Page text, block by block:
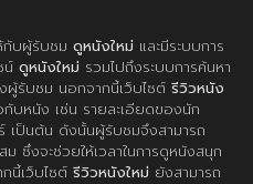
กับผู้รับชม ดูหนังใหม่ และมีระบบการ
น์ ดูหนังใหม่ รวมไปถึงระบบการค้นหา
รับชม นอกจากนี้เว็บไซต์ รีวิวหนัง
กับหนัง เช่น รายละเอียดของนัก
เป็นต้น ดังนั้นผู้รับชมจึงสามารถ
ซึ่งจะช่วยให้เวลาในการดูหนังสนุก
นี้เว็บไซต์ รีวิวหนังใหม่ ยังสามารถ